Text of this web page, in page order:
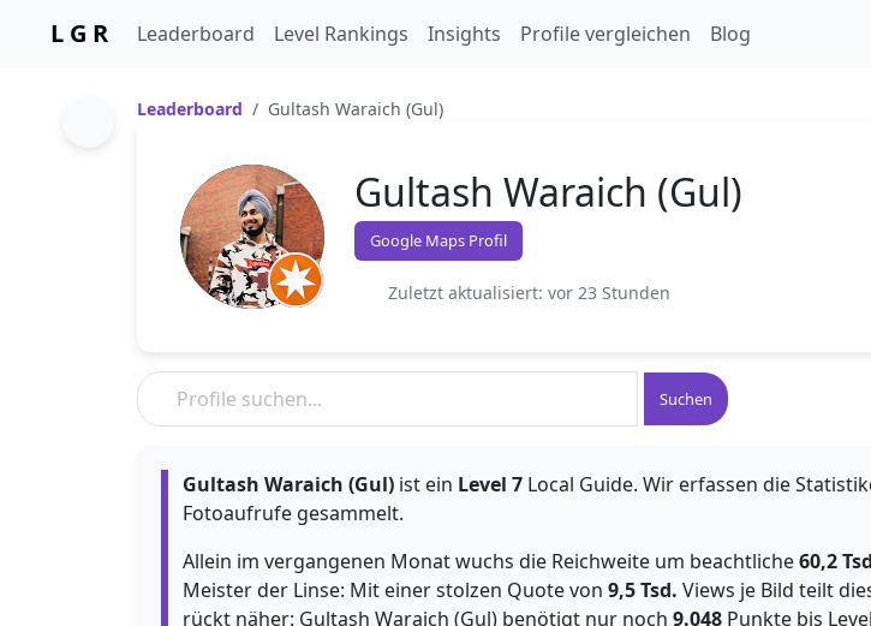
L G R Leaderboard Level Rankings Insights Profile vergleichen Blog
Leaderboard Gultash Waraich (Gul)
Gultash Waraich (Gul)
Google Maps Profil
Zuletzt aktualisiert: vor 23 Stunden
Suchen
Gultash Waraich (Gul) ist ein Level 7 Local Guide. Wir erfassen die
Fotoaufrufe gesammelt.
Allein im vergangenen Monat wuchs die Reichweite um beachtliche60,2
Meister der Linse: Mit einer stolzen Quote von 9,5 Tsd. Views je Bild teilt
rückt näher: Gultash Waraich (Gul) benötigt nur noch 9.048 Punkte bis